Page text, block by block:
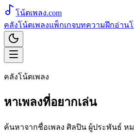
โน้ตเพลง.com
คลังโน้ตเพลงแพ็กเกจบทความฝึกอ่าน
คลังโน้ตเพลง
หาเพลงที่อยากเล่น
ค้นหาจากชื่อเพลง ศิลปิน ผู้ประพันธ์ ห